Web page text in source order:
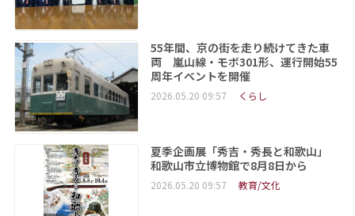
55年間、京の街を走り続けてきた車
両 嵐山線・モボ301形、運行開始55
周年イベントを開催
2026.05.20 09:57 くらし
夏季企画展「秀吉・秀長と和歌山」
和歌山市立博物館で8月8日から
2026.05.20 09:57 教育/文化